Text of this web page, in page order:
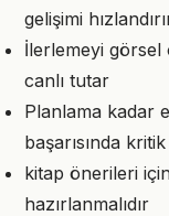
gelişimi
İlerlemeyi
canlı tutar
Planlama kadar
başarısında
kitap önerileri
hazırlanmalıdır